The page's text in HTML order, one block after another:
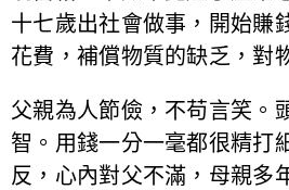
十七歲出社會做事，開始賺
花費，補償物質的缺乏，對
父親為人節儉，不苟言笑。
智。用錢一分一毫都很精打
反，心內對父不滿，母親多